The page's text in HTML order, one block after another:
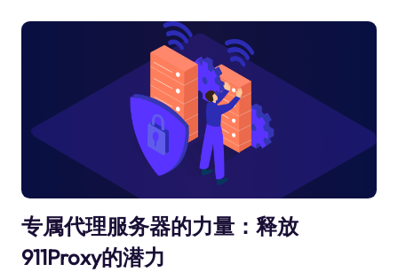
专属代理服务器的力量：释放
911Proxy的潜力